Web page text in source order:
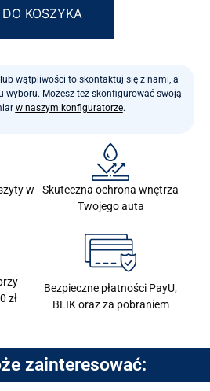
KOSZYKA
wątpliwości to skontaktuj się z nami, a
wyboru. Możesz też skonfigurować swoją
w naszym konfiguratorze.
w
Skuteczna ochrona wnętrza
Twojego auta
zł
Bezpieczne płatności PayU,
BLIK oraz za pobraniem
zainteresować: